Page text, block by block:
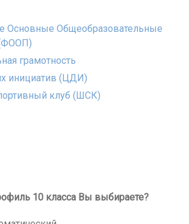
Основные Общеобразовательные
грамотность
инициатив (ЦДИ)
клуб (ШСК)
10 класса Вы выбираете?